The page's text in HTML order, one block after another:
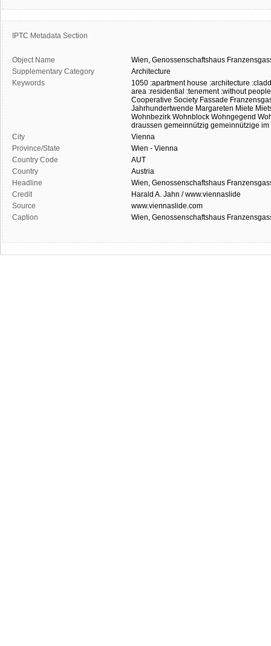
IPTC Metadata Section
Object Name Wien, Genossenschaftshaus
Supplementary Category
Architecture
Keywords
1050 :apartment house :architecture
area :residential :tenement :without people
Cooperative Society Fassade
Jahrhundertwende Margareten Miete
Wohnbezirk Wohnblock Wohngegend
draussen gemeinnützig gemeinnützige im
City
Vienna
Province/State
Wien - Vienna
Country Code
AUT
Country
Austria
Headline
Wien, Genossenschaftshaus
Credit
Harald A. Jahn / www.viennaslide
Source
www.viennaslide.com
Caption
Wien, Genossenschaftshaus